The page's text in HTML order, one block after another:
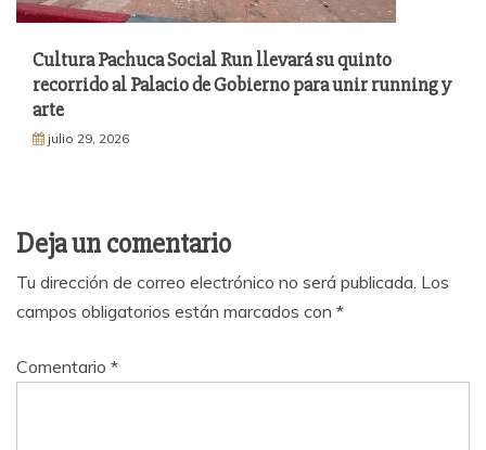
Cultura Pachuca Social Run llevará su quinto
recorrido al Palacio de Gobierno para unir running y
arte
julio 29, 2026
Deja un comentario
Tu dirección de correo electrónico no será publicada. Los
campos obligatorios están marcados con *
Comentario *